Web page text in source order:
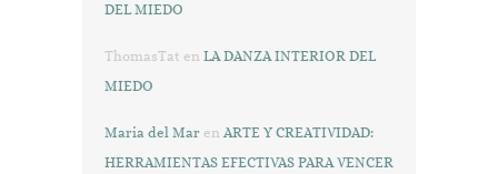
DEL MIEDO
ThomasTat en LA DANZA INTERIOR DEL
MIEDO
Maria del Mar en ARTE Y CREATIVIDAD:
HERRAMIENTAS EFECTIVAS PARA VENCER